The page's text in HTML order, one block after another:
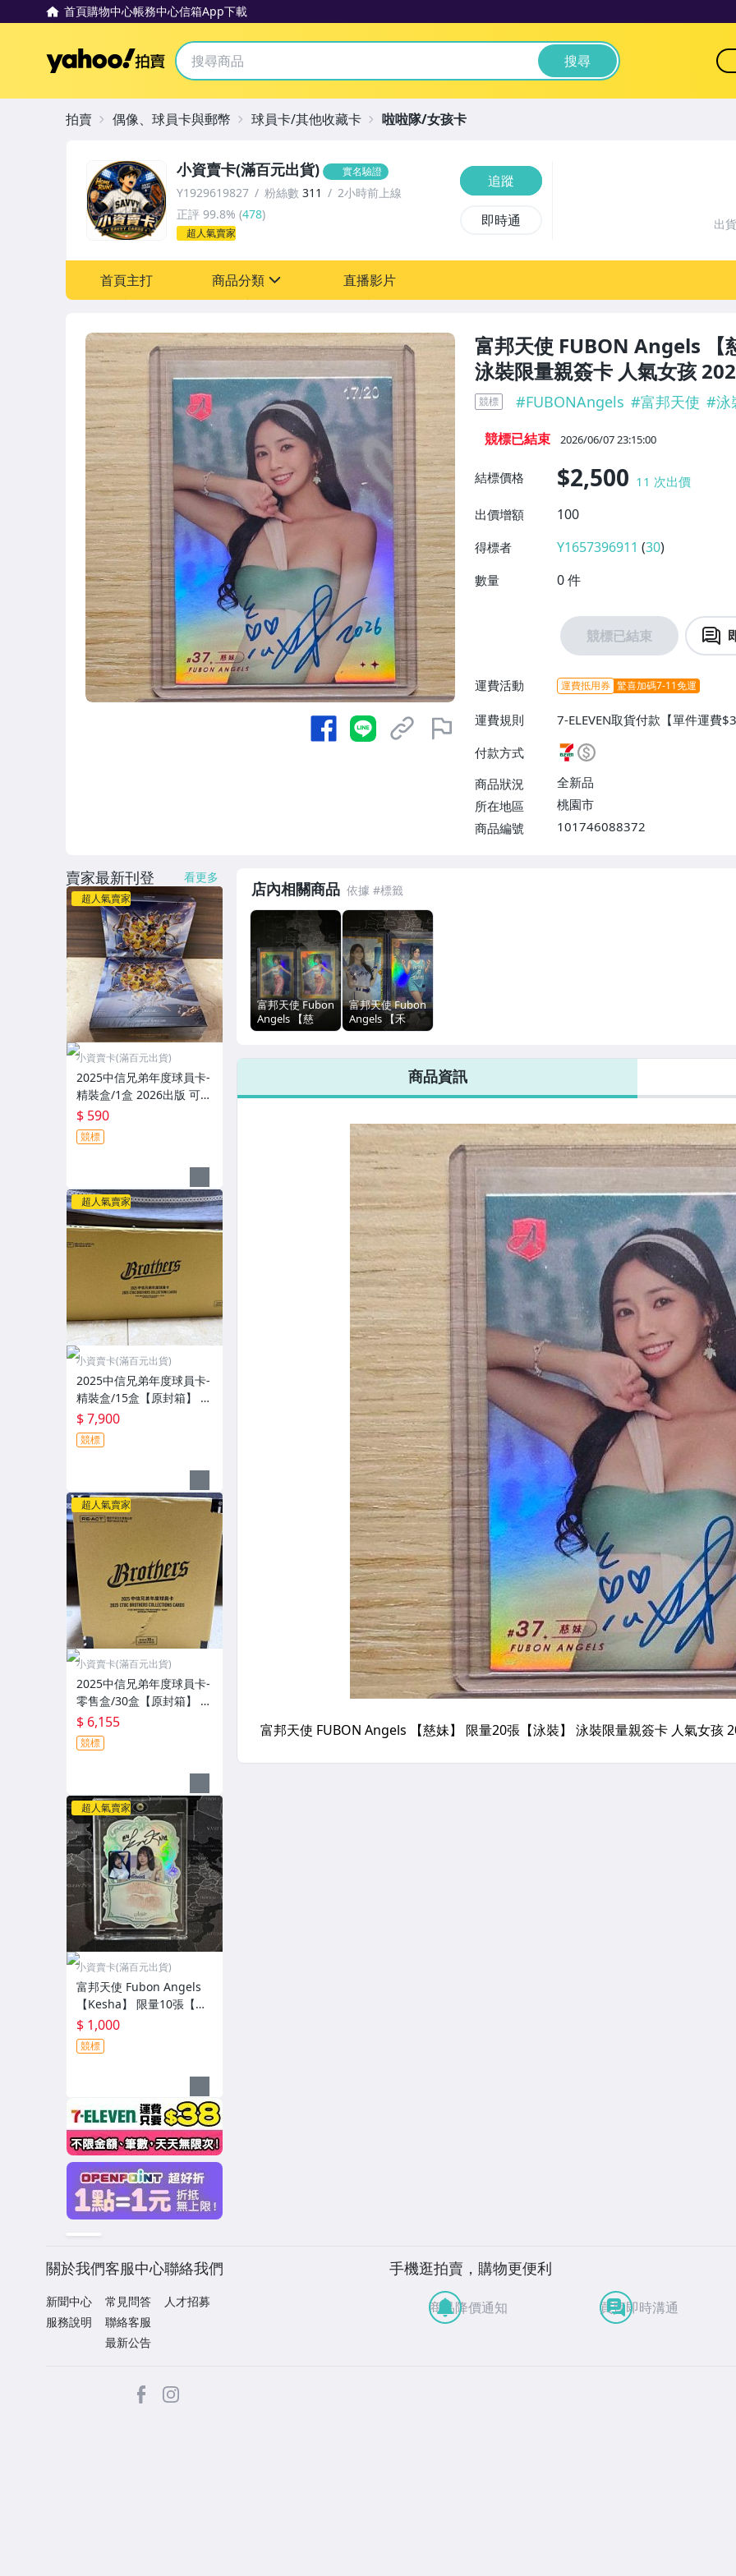
首頁購物中心帳務中心信箱App下載
Yahoo拍賣 搜尋
富邦天使 FUBON Angels 【
泳裝限量親簽卡 人氣女孩
競標 #FUBONAngels #富邦天使 #泳
競標已結束 2026/06/07 23:15:00
結標價格 $2,500 11 次出價
出價增額
100
得標者 Y1657396911 (30)
數量 0件
競標已結束
運費活動 運費抵用券 驚喜加碼7-11免運
運費規則
7-ELEVEN取貨付款【單件運費
$38】
付款方式
商品狀況
全新品
所在地區
桃園市
商品編號
101746088372
小資賣卡(滿百元出貨) 實名驗證
Y1929619827 粉絲數 311
2小時前上線
正評 99.8% (478)
超人氣賣家
追蹤
即時通 出
首頁主打 商品分類 直播影片
拍賣 偶像、球員卡與郵幣 球員卡/其他收藏卡 啦啦隊/女孩卡
店內相關商品
富邦天使 Fubon
Angels 【慈
妹】 限量特卡組
氣女孩 富邦悍將
富邦天使 Fubon
Angels 【禾
羽】 限量特卡組
氣女孩 富邦悍將
商品資訊
賣家最新刊登 看更多
超人氣賣家
小資賣卡(滿百元出貨)
2025中信兄弟年度球員卡-
精裝盒/1盒 2026出版 可拆
江坤宇、王威晨、彭政
閔、宋承睿、邊荷律、小
迪、桃子、衣宸
$ 590
競標
超人氣賣家
小資賣卡(滿百元出貨)
2025中信兄弟年度球員卡-
精裝盒/15盒【原封箱】 2
026出版 可拆江坤宇、王
威晨、彭政閔、宋承睿、
邊荷律、小迪、桃子、衣
$ 7,900
競標
超人氣賣家
小資賣卡(滿百元出貨)
2025中信兄弟年度球員卡-
零售盒/30盒【原封箱】 2
026出版 可拆江坤宇、王
威晨、彭政閔、宋承睿、
邊荷律、小迪、桃子、衣
$ 6,155
競標
超人氣賣家
小資賣卡(滿百元出貨)
富邦天使 Fubon Angels
【Kesha】 限量10張【首
號大頭貼】 唇印用品簽名
卡 超清晰唇印 本土超人氣
女孩 富邦悍將啦啦隊 富邦
$ 1,000
競標
關於我們
新聞中心
服務說明
客服中心
常見問答
聯絡客服
最新公告
聯絡我們
人才招募
手機逛拍賣，購物更便利
商品降價通知 買賣即時溝通
facebook